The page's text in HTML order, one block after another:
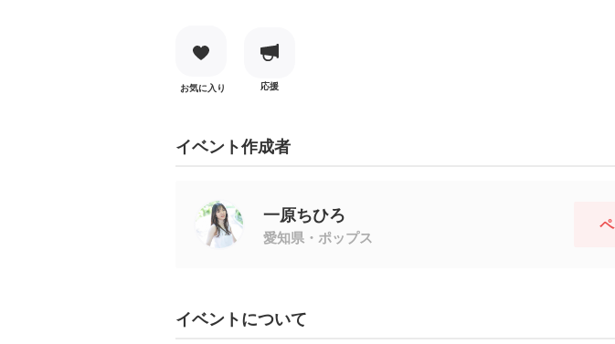
お気に入り 応援
イベント作成者
一原ちひろ
愛知県・ポップス
イベントについて